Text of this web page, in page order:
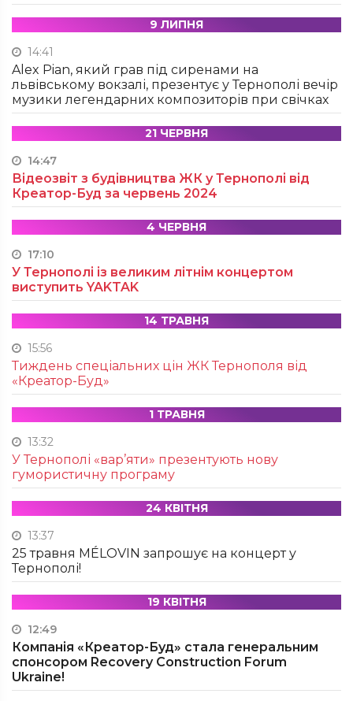
9 ЛИПНЯ
14:41
Alex Pian, який грав під сиренами на
львівському вокзалі, презентує у Тернополі вечір
музики легендарних композиторів при свічках
21 ЧЕРВНЯ
14:47
Відеозвіт з будівництва ЖК у Тернополі від
Креатор-Буд за червень 2024
4 ЧЕРВНЯ
17:10
У Тернополі із великим літнім концертом
виступить YAKTAK
14 ТРАВНЯ
15:56
Тиждень спеціальних цін ЖК Тернополя від
«Креатор-Буд»
1 ТРАВНЯ
13:32
У Тернополі «вар’яти» презентують нову
гумористичну програму
24 КВІТНЯ
13:37
25 травня MÉLOVIN запрошує на концерт у
Тернополі!
19 КВІТНЯ
12:49
Компанія «Креатор-Буд» стала генеральним
спонсором Recovery Construction Forum
Ukraine!